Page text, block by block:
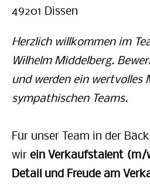
49201 Dissen
Herzlich willkommen im
Wilhelm Middelberg.
und werden ein wertvolles
sympathischen Teams.
Für unser Team in der
wirein Verkaufstalent
Detail und Freude am